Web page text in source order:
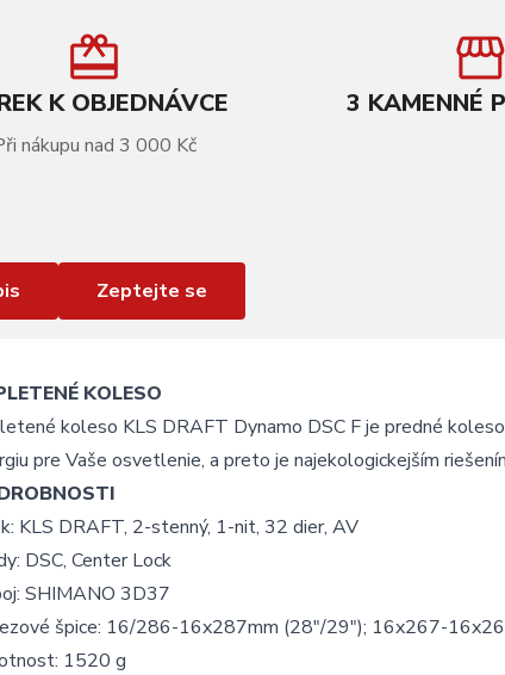
K OBJEDNÁVCE
nákupu nad 3 000 Kč
3 KAMENNÉ
Zeptejte se
KOLESO
koleso KLS DRAFT Dynamo DSC F je predné
pre Vaše osvetlenie, a preto je najekologickejším
KLS DRAFT, 2-stenný, 1-nit, 32 dier, AV
DSC, Center Lock
SHIMANO 3D37
špice: 16/286-16x287mm (28"/29"); 16x267-
1520 g